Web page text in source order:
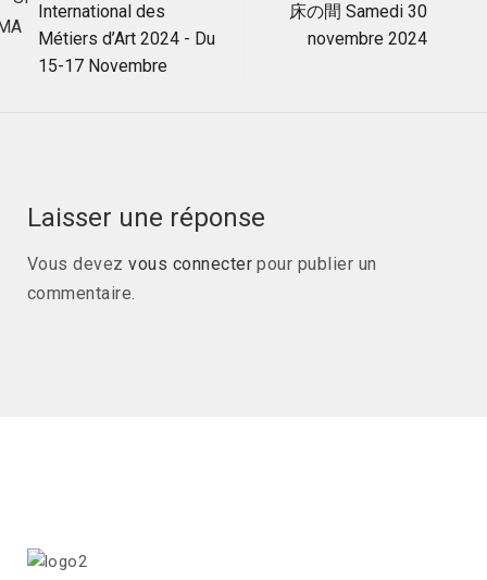
International des
Métiers d’Art 2024 - Du
15-17 Novembre
床の間 Samedi 30
novembre 2024
Laisser une réponse
Vous devezvous connecter pour publier un
commentaire.